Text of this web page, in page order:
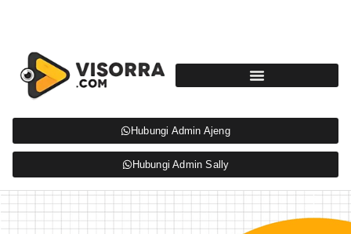
Hubungi Admin Ajeng
Hubungi Admin Sally